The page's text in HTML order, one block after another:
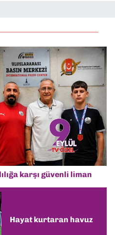
karşı güvenli liman
Hayat kurtaran havuz